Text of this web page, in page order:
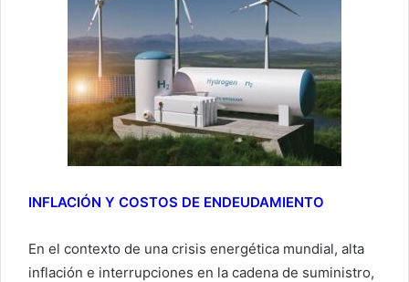
INFLACIÓN Y COSTOS DE ENDEUDAMIENTO
En el contexto de una crisis energética mundial, alta
inflación e interrupciones en la cadena de suministro,